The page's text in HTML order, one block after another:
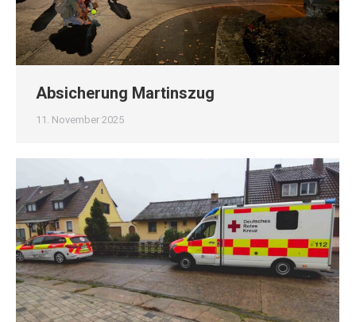
Absicherung Martinszug
11. November 2025